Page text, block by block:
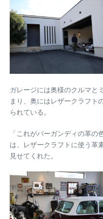
ガレージには奥様のクルマと
まり、奥にはレザークラフト
られている。
「これがバーガンディの革
は、レザークラフトに使う革
見せてくれた。